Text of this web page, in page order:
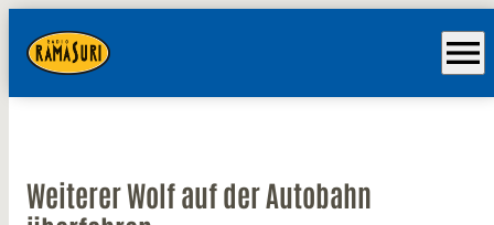
menu
Weiterer Wolf auf der Autobahn